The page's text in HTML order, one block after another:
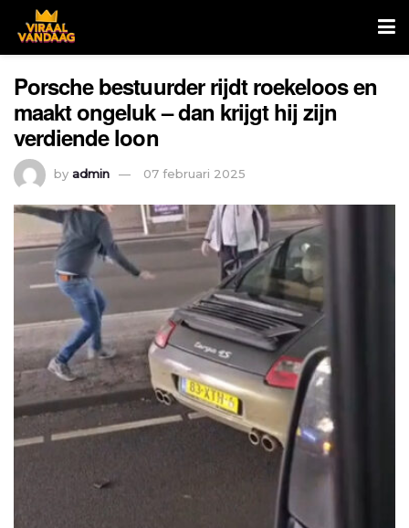
Porsche bestuurder rijdt roekeloos en
maakt ongeluk – dan krijgt hij zijn
verdiende loon
by admin 07 februari 2025